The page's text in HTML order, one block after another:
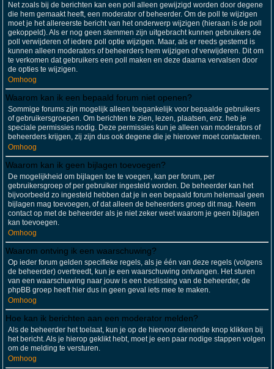
Net zoals bij de berichten kan een poll alleen gewijzigd worden door degene
die hem gemaakt heeft, een moderator of beheerder. Om de poll te wijzigen
moet je het allereerste bericht van het onderwerp wijzigen (hieraan is de poll
gekoppeld). Als er nog geen stemmen zijn uitgebracht kunnen gebruikers de
poll verwijderen of iedere poll optie wijzigen. Maar, als er reeds gestemd is
kunnen alleen moderators of beheerders hem wijzigen of verwijderen. Dit om
te verkomen dat gebruikers een poll maken en deze daarna vervalsen door
de opties te wijzigen.
Omhoog
Waarom kan ik een bepaald forum niet openen?
Sommige forums zijn mogelijk alleen toegankelijk voor bepaalde gebruikers
of gebruikersgroepen. Om berichten te zien, lezen, plaatsen, enz. heb je
speciale permissies nodig. Deze permissies kun je alleen van moderators of
beheerders krijgen, zij zijn dus ook degene die je hierover moet contacteren.
Omhoog
Waarom kan ik geen bijlagen toevoegen?
De mogelijkheid om bijlagen toe te voegen, kan per forum, per
gebruikersgroep of per gebruiker ingesteld worden. De beheerder kan het
bijvoorbeeld zo ingesteld hebben dat je in een bepaald forum helemaal geen
bijlagen mag toevoegen, of dat alleen de beheerders groep dit mag. Neem
contact op met de beheerder als je niet zeker weet waarom je geen bijlagen
kan toevoegen.
Omhoog
Waarom ontving ik een waarschuwing?
Op ieder forum gelden specifieke regels, als je één van deze regels (volgens
de beheerder) overtreedt, kun je een waarschuwing ontvangen. Het sturen
van een waarschuwing naar jouw is een beslissing van de beheerder, de
phpBB groep heeft hier dus in geen geval iets mee te maken.
Omhoog
Hoe kan ik berichten aan een moderator melden?
Als de beheerder het toelaat, kun je op de hiervoor dienende knop klikken bij
het bericht. Als je hierop geklikt hebt, moet je een paar nodige stappen volgen
om de melding te versturen.
Omhoog